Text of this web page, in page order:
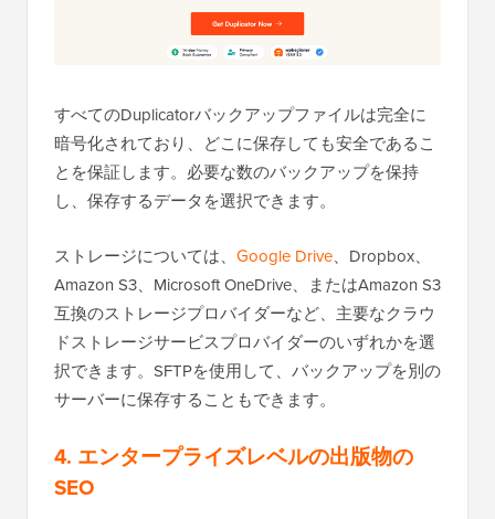
すべてのDuplicatorバックアップファイルは完全に
暗号化されており、どこに保存しても安全であるこ
とを保証します。必要な数のバックアップを保持
し、保存するデータを選択できます。
ストレージについては、 Google Drive、Dropbox、
Amazon S3、Microsoft OneDrive、またはAmazon S3
互換のストレージプロバイダーなど、主要なクラウ
ドストレージサービスプロバイダーのいずれかを選
択できます。SFTPを使用して、バックアップを別の
サーバーに保存することもできます。
4. エンタープライズレベルの出版物の
SEO